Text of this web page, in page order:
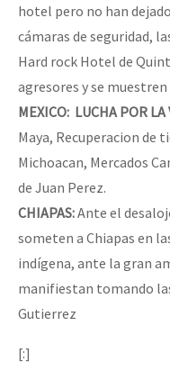
hotel pero no han
cámaras de seguridad,
Hard rock Hotel de
agresores y se muestren
MEXICO: LUCHA POR LA
Maya, Recuperacion de
Michoacan, Mercados
de Juan Perez.
CHIAPAS:Ante el
someten a Chiapas en
indígena, ante la gran
manifiestan tomando
Gutierrez
[:]